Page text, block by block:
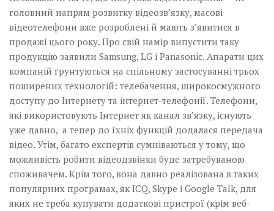
головний напрям розвитку відеозв’язку, масові
відеотелефони вже розроблені й мають з’явитися в
продажі цього року. Про свій намір випустити таку
продукцію заявили Samsung, LG і Panasonic. Апарати цих
компаній ґрунтуються на спільному застосуванні трьох
поширених технологій: телебачення, широкосмужного
доступу до Інтернету та інтернет-телефонії. Телефони,
які використовують Інтернет як канал зв’язку, існують
уже давно, а тепер до їхніх функцій додалася передача
відео. Утім, багато експертів сумніваються у тому, що
можливість робити відеодзвінки буде затребуваною
споживачем. Крім того, вона давно реалізована в таких
популярних програмах, як ICQ, Skype і Google Talk, для
яких не треба купувати додаткові пристрої (крім веб-